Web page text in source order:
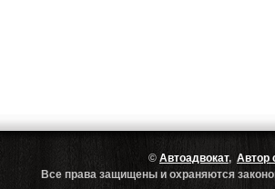
© Автоадвокат, Автор
Все права защищены и охраняются